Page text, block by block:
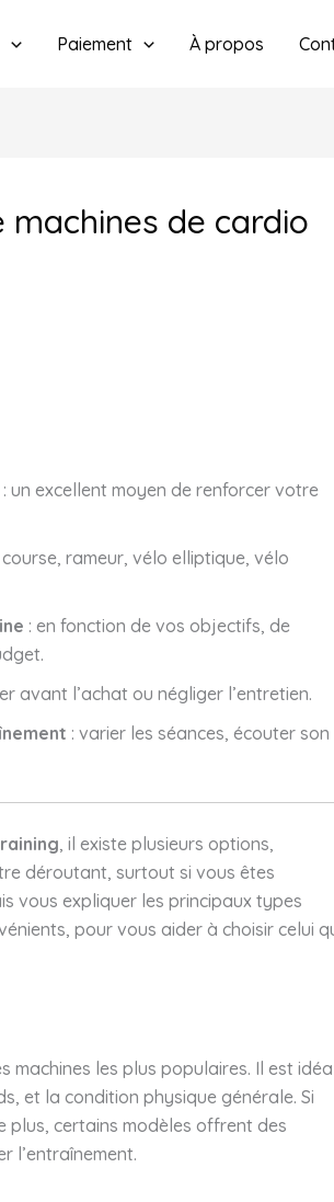
Paiement À propos
de cardio
: un excellent moyen de renforcer votre
rameur, vélo elliptique, vélo
: en fonction de vos objectifs, de
avant l’achat ou négliger l’entretien.
: varier les séances, écouter son
, il existe plusieurs options,
déroutant, surtout si vous êtes
vous expliquer les principaux types
pour vous aider à choisir celui
machines les plus populaires. Il est idéal
et la condition physique générale. Si
plus, certains modèles offrent des
l’entraînement.